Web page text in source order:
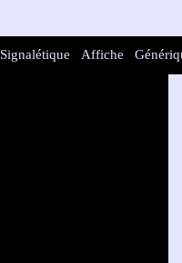
Signalétique Affiche